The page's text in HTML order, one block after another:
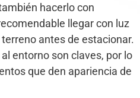
hacerlo con
llegar con luz
antes de estacionar.
entorno son claves, por lo
que den apariencia de